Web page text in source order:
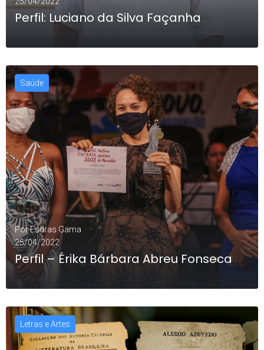
Perfil: Luciano da Silva Façanha
LEIA MAIS
Saúde
PorEsdras Gama
25/04/2022
Perfil – Érika Bárbara Abreu Fonseca
Letras e Artes